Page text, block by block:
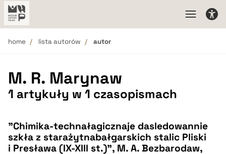
home lista autorów autor
M. R. Marynaw
1 artykuły w 1 czasopismach
"Chimika-technałagicznaje dasledowannie
szkła z starażytnabałgarskich stalic Pliski
i Presława (IX-XIII st.)", M. A. Bezbarodaw,